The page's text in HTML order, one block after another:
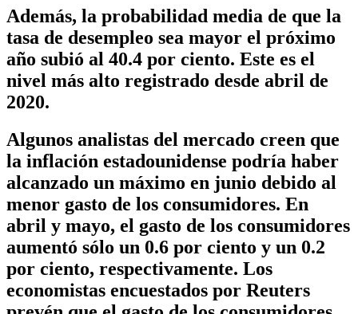
Además, la probabilidad media de que la
tasa de desempleo sea mayor el próximo
año subió al 40.4 por ciento. Este es el
nivel más alto registrado desde abril de
2020.
Algunos analistas del mercado creen que
la inflación estadounidense podría haber
alcanzado un máximo en junio debido al
menor gasto de los consumidores. En
abril y mayo, el gasto de los consumidores
aumentó sólo un 0.6 por ciento y un 0.2
por ciento, respectivamente. Los
economistas encuestados por Reuters